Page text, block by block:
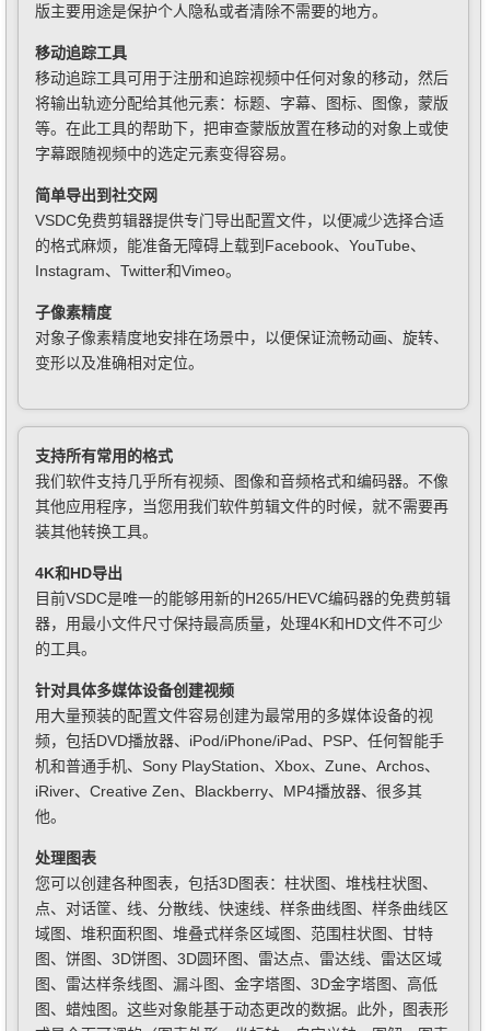
版主要用途是保护个人隐私或者清除不需要的地方。
移动追踪工具
移动追踪工具可用于注册和追踪视频中任何对象的移动，然后
将输出轨迹分配给其他元素：标题、字幕、图标、图像，蒙版
等。在此工具的帮助下，把审查蒙版放置在移动的对象上或使
字幕跟随视频中的选定元素变得容易。
简单导出到社交网
VSDC免费剪辑器提供专门导出配置文件，以便减少选择合适
的格式麻烦，能准备无障碍上载到Facebook、YouTube、
Instagram、Twitter和Vimeo。
子像素精度
对象子像素精度地安排在场景中，以便保证流畅动画、旋转、
变形以及准确相对定位。
支持所有常用的格式
我们软件支持几乎所有视频、图像和音频格式和编码器。不像
其他应用程序，当您用我们软件剪辑文件的时候，就不需要再
装其他转换工具。
4K和HD导出
目前VSDC是唯一的能够用新的H265/HEVC编码器的免费剪辑
器，用最小文件尺寸保持最高质量，处理4K和HD文件不可少
的工具。
针对具体多媒体设备创建视频
用大量预装的配置文件容易创建为最常用的多媒体设备的视
频，包括DVD播放器、iPod/iPhone/iPad、PSP、任何智能手
机和普通手机、Sony PlayStation、Xbox、Zune、Archos、
iRiver、Creative Zen、Blackberry、MP4播放器、很多其
他。
处理图表
您可以创建各种图表，包括3D图表：柱状图、堆栈柱状图、
点、对话筐、线、分散线、快速线、样条曲线图、样条曲线区
域图、堆积面积图、堆叠式样条区域图、范围柱状图、甘特
图、饼图、3D饼图、3D圆环图、雷达点、雷达线、雷达区域
图、雷达样条线图、漏斗图、金字塔图、3D金字塔图、高低
图、蜡烛图。这些对象能基于动态更改的数据。此外，图表形